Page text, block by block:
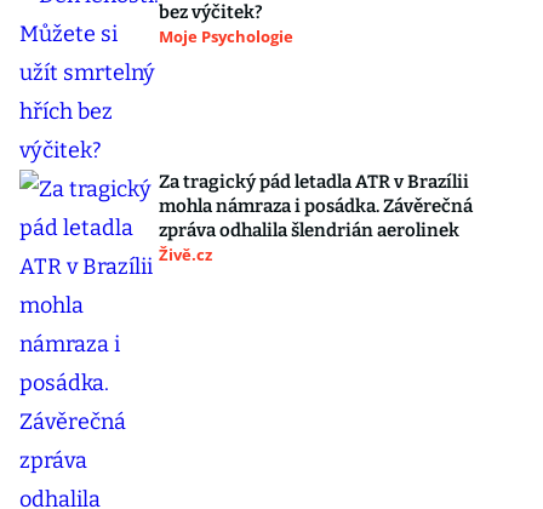
bez výčitek?
Moje Psychologie
Za tragický pád letadla ATR v Brazílii
mohla námraza i posádka. Závěrečná
zpráva odhalila šlendrián aerolinek
Živě.cz